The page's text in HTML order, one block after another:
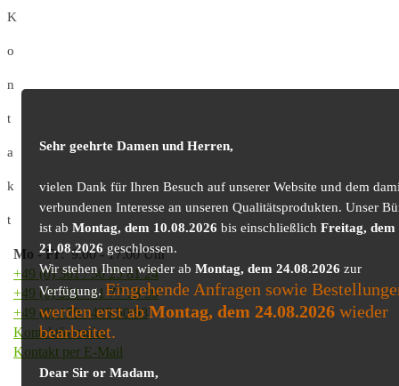
K
o
n
t
a
k
t
Mo -Fr: 9.00 - 17.00 Uhr
+49 (0) 361 / 30 25 81 24
+49 (0) 361 / 41 77 03 30
+49 (0) 179 / 425 50 98
Kontaktformular
Kontakt per E-Mail
Sehr geehrte Damen und Herren,
vielen Dank für Ihren Besuch auf unserer Website und dem
verbundenen Interesse an unseren Qualitätsprodukten. Unser
ist ab Montag, dem 10.08.2026 bis einschließlich Freitag, dem
21.08.2026 geschlossen.
Wir stehen Ihnen wieder ab Montag, dem 24.08.2026 zur
Verfügung.Eingehende Anfragen sowie
werden erst abMontag, dem 24.08.2026wieder
bearbeitet.
Dear Sir or Madam,